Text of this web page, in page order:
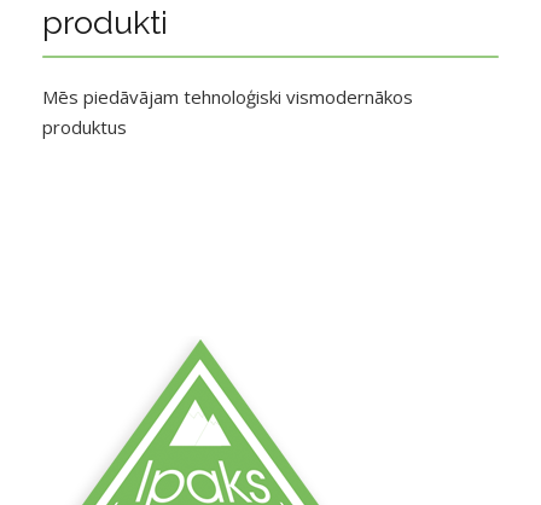
produkti
Mēs piedāvājam tehnoloģiski vismodernākos
produktus